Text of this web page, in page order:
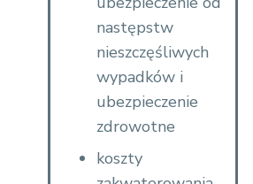
następstw
nieszczęśliwych
wypadków i
ubezpieczenie
zdrowotne
koszty